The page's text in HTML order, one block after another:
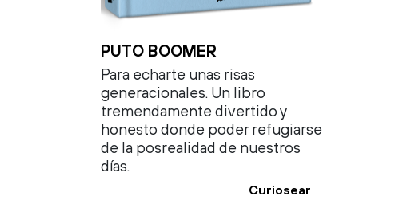
PUTO BOOMER
Para echarte unas risas
generacionales. Un libro
tremendamente divertido y
honesto donde poder refugiarse
de la posrealidad de nuestros
días.
Curiosear